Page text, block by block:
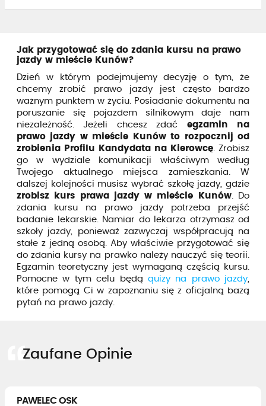
Jak przygotować się do zdania kursu na prawo
jazdy w mieście Kunów?
Dzień w którym podejmujemy decyzję o tym, że
chcemy zrobić prawo jazdy jest często bardzo
ważnym punktem w życiu. Posiadanie dokumentu na
poruszanie się pojazdem silnikowym daje nam
niezależność. Jeżeli chcesz zdać egzamin na
prawo jazdy w mieście Kunów to rozpocznij od
zrobienia Profilu Kandydata na Kierowcę . Zrobisz
go w wydziale komunikacji właściwym według
Twojego aktualnego miejsca zamieszkania. W
dalszej kolejności musisz wybrać szkołę jazdy, gdzie
zrobisz kurs prawa jazdy w mieście Kunów. Do
zdania kursu na prawo jazdy potrzeba przejść
badanie lekarskie. Namiar do lekarza otrzymasz od
szkoły jazdy, ponieważ zazwyczaj współpracują na
stałe z jedną osobą. Aby właściwie przygotować się
do zdania kursy na prawko należy nauczyć się teorii.
Egzamin teoretyczny jest wymaganą częścią kursu.
Pomocne w tym celu będą quizy na prawo jazdy
które pomogą Ci w zapoznaniu się z oficjalną bazą
pytań na prawo jazdy.
Zaufane Opinie
PAWELEC OSK